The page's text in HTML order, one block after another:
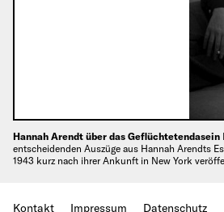
Hannah Arendt über das Geflüchtetendasein
entscheidenden Auszüge aus Hannah Arendts
1943 kurz nach ihrer Ankunft in New York
Kontakt Impressum Datenschutz